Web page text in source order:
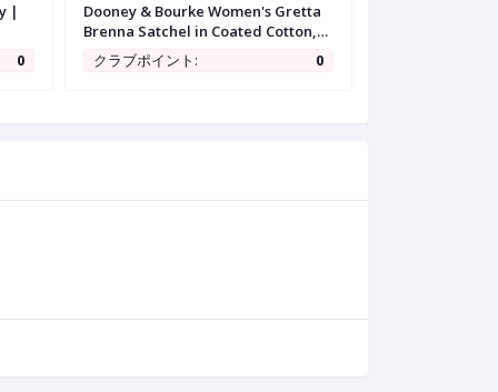
|
0
Dooney & Bourke Women's Gretta
Brenna Satchel in Coated Cotton,
Large Handbag with Adjustable
Detachable Shoulder Strap
クラブポイント: 0